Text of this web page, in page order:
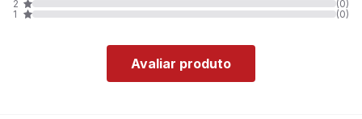
2
(0)
1
(0)
Avaliar produto